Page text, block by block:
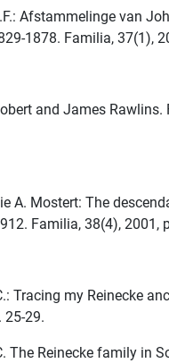
Afstammelinge van
1878. Familia, 37(1),
and James Rawlins.
A. Mostert: The
Familia, 38(4), 2001,
Tracing my Reinecke
25-29.
The Reinecke family in